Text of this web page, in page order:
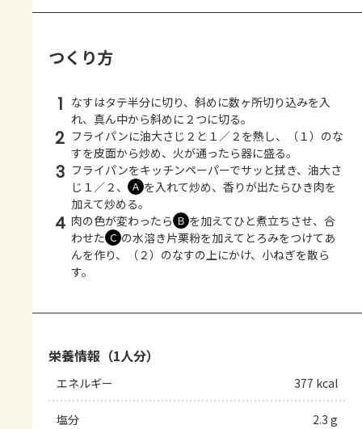
つくり方
1 なすはタテ半分に切り、斜めに数ヶ所切り込みを入
れ、真ん中から斜めに２つに切る。
2 フライパンに油大さじ２と１／２を熱し、（１）のな
すを皮面から炒め、火が通ったら器に盛る。
3 フライパンをキッチンペーパーでサッと拭き、油大さ
じ１／２、
Ａ を入れて炒め、香りが出たらひき肉を
加えて炒める。
4 肉の色が変わったら Ｂ を加えてひと煮立ちさせ、合
わせた Ｃ の水溶き片栗粉を加えてとろみをつけてあ
んを作り、（２）のなすの上にかけ、小ねぎを散ら
す。
栄養情報（1人分）
エネルギー 377 kcal
塩分 2.3 g